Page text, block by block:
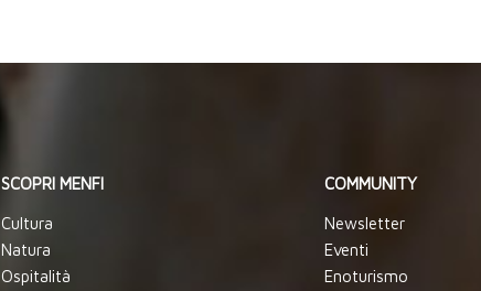
SCOPRI MENFI
Cultura
Natura
Ospitalità
COMMUNITY
Newsletter
Eventi
Enoturismo